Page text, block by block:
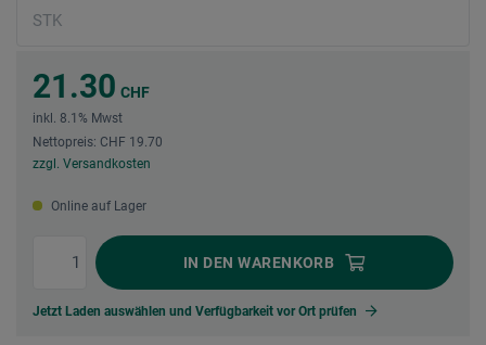
21.30 CHF
inkl. 8.1% Mwst
Nettopreis: CHF 19.70
zzgl. Versandkosten
Online auf Lager
IN DEN WARENKORB
Jetzt Laden auswählen und Verfügbarkeit vor Ort prüfen